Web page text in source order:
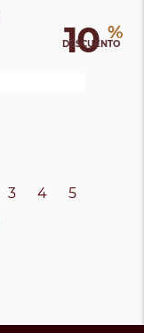
10 %
DESCUENTO
3 4
5